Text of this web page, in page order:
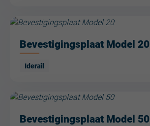
Bevestigingsplaat Model 20
Iderail
Bevestigingsplaat Model 50